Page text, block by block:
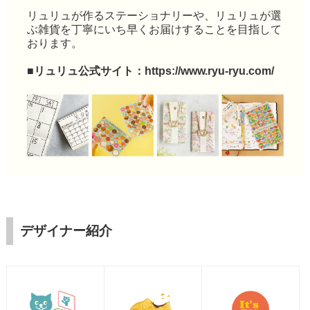
リュリュが作るステーショナリーや、リュリュが選
ぶ雑貨を丁寧にいち早くお届けすることを目指して
おります。
■リュリュ公式サイト： https://www.ryu-ryu.com/
デザイナー紹介